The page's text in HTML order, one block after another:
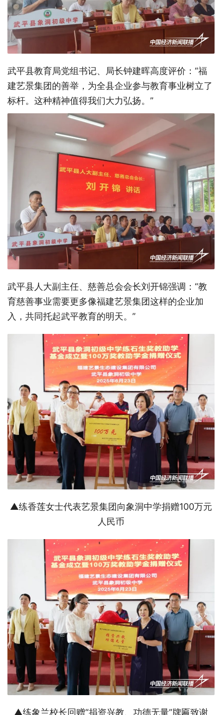
武平县教育局党组书记、局长钟建晖高度评价： “福
建艺景集团的善举，为全县企业参与教育事业树立了
标杆。这种精神值得我们大力弘扬。”
武平县人大副主任、慈善总会会长刘开锦强调： “教
育慈善事业需要更多像福建艺景集团这样的企业加
入，共同托起武平教育的明天。”
▲练香莲女士代表艺景集团向象洞中学捐赠100万元
人民币
▲练象兰校长回赠“捐资兴教、功德无量”牌匾致谢